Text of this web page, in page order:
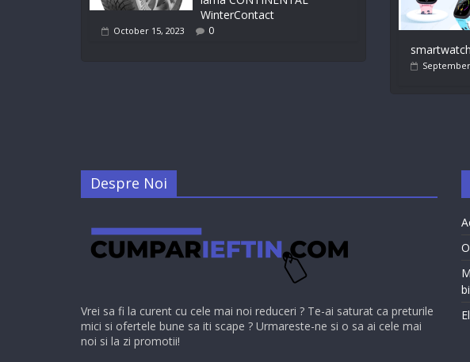
WinterContact
October 15, 2023 0
Despre Noi
Vrei sa fi la curent cu cele mai noi reduceri ? Te-ai saturat ca preturile
mici si ofertele bune sa iti scape ? Urmareste-ne si o sa ai cele mai
noi si la zi promotii!